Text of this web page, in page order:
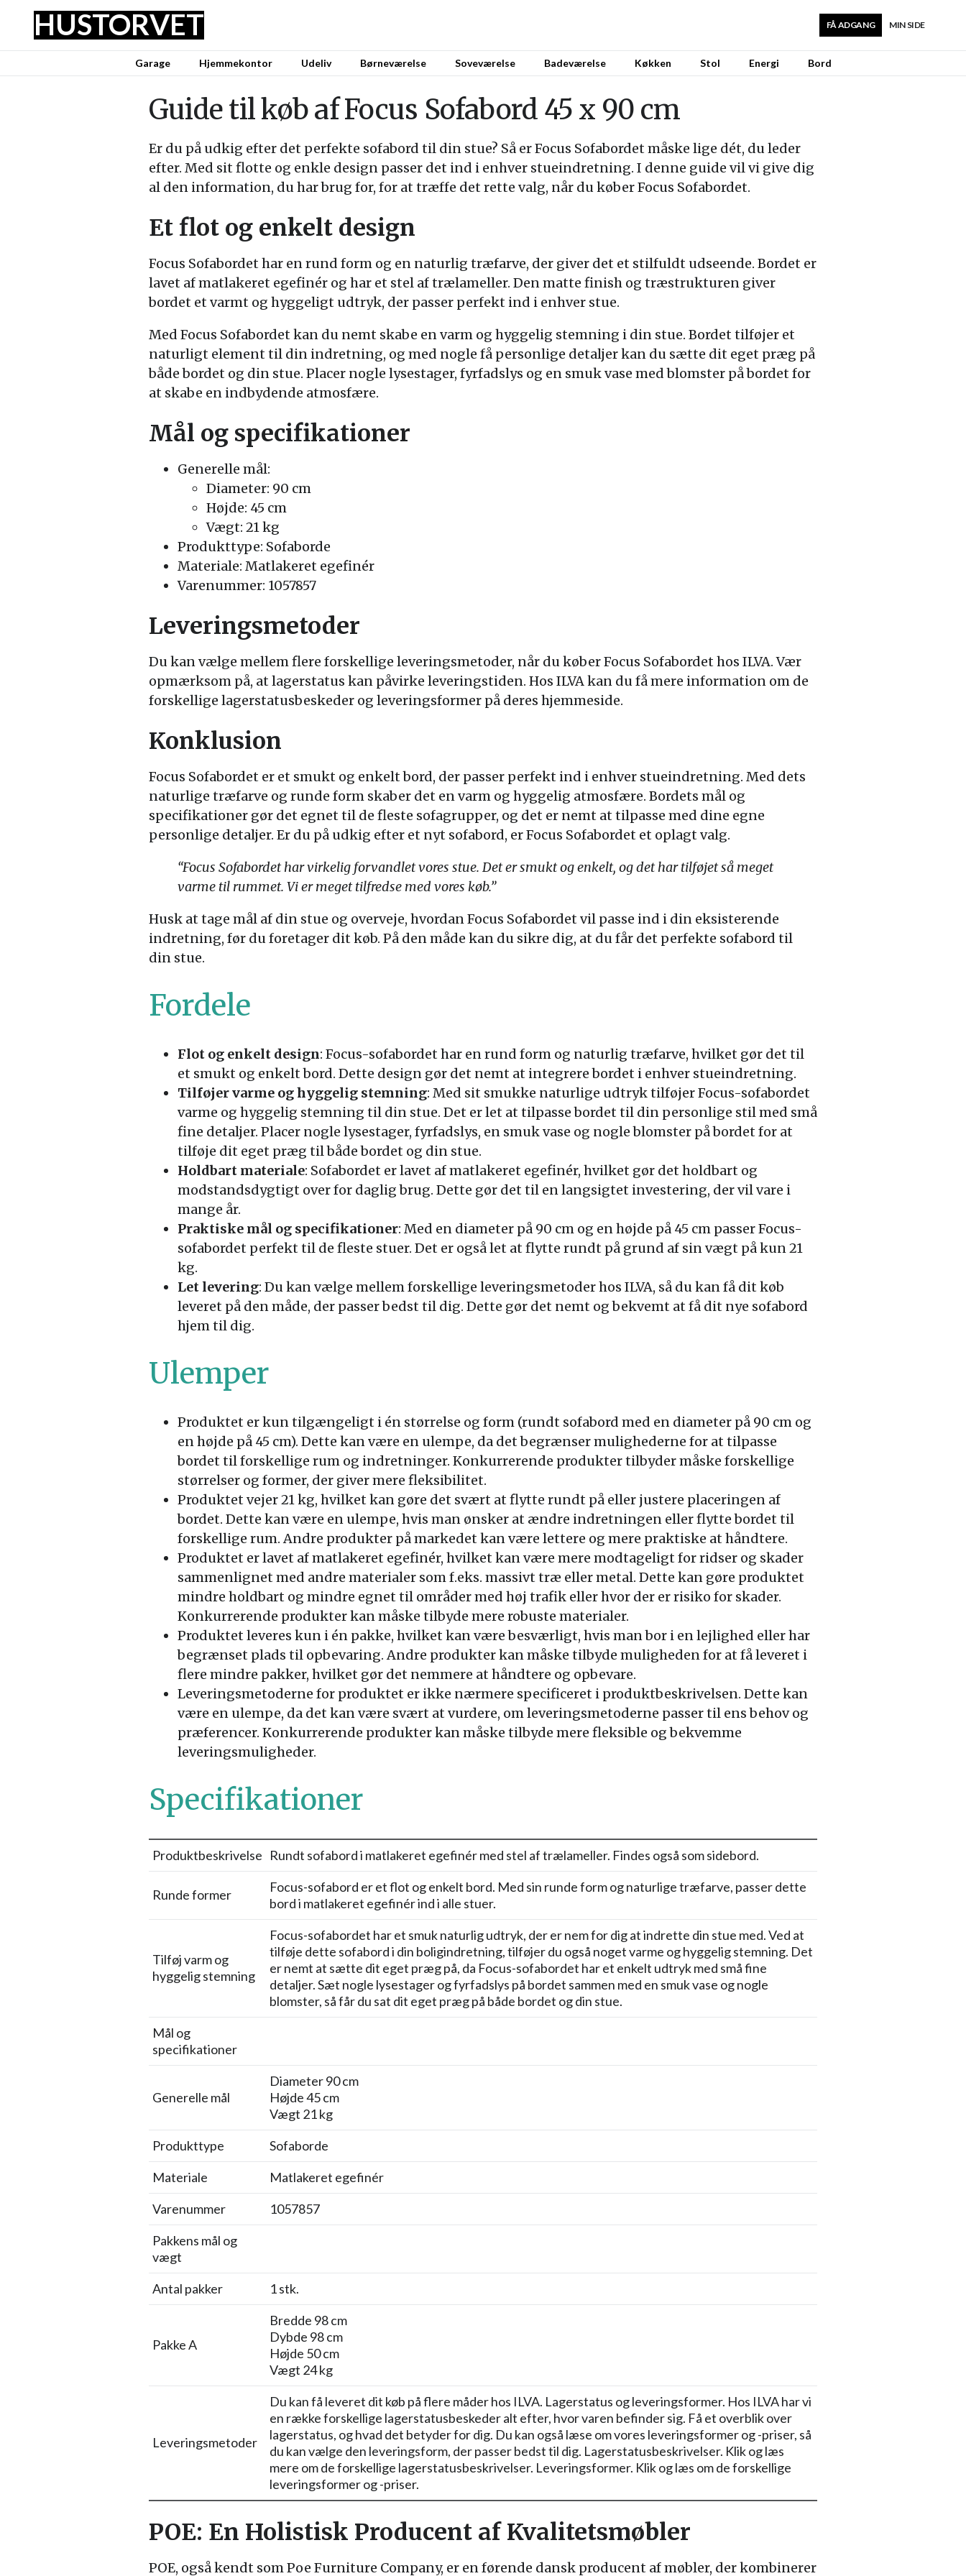
HUSTORVET MIN SIDE
FÅ ADGANG
Garage Hjemmekontor Udeliv Børneværelse Soveværelse Badeværelse Køkken Stol Energi Bord
Guide til køb af Focus Sofabord 45 x 90 cm
Er du på udkig efter det perfekte sofabord til din stue? Så er Focus Sofabordet måske lige dét, du leder
efter. Med sit flotte og enkle design passer det ind i enhver stueindretning. I denne guide vil vi give dig
al den information, du har brug for, for at træffe det rette valg, når du køber Focus Sofabordet.
Et flot og enkelt design
Focus Sofabordet har en rund form og en naturlig træfarve, der giver det et stilfuldt udseende. Bordet er
lavet af matlakeret egefinér og har et stel af trælameller. Den matte finish og træstrukturen giver
bordet et varmt og hyggeligt udtryk, der passer perfekt ind i enhver stue.
Med Focus Sofabordet kan du nemt skabe en varm og hyggelig stemning i din stue. Bordet tilføjer et
naturligt element til din indretning, og med nogle få personlige detaljer kan du sætte dit eget præg på
både bordet og din stue. Placer nogle lysestager, fyrfadslys og en smuk vase med blomster på bordet for
at skabe en indbydende atmosfære.
Mål og specifikationer
Generelle mål:
Diameter: 90 cm
Højde: 45 cm
Vægt: 21 kg
Produkttype: Sofaborde
Materiale: Matlakeret egefinér
Varenummer: 1057857
Leveringsmetoder
Du kan vælge mellem flere forskellige leveringsmetoder, når du køber Focus Sofabordet hos ILVA. Vær
opmærksom på, at lagerstatus kan påvirke leveringstiden. Hos ILVA kan du få mere information om de
forskellige lagerstatusbeskeder og leveringsformer på deres hjemmeside.
Konklusion
Focus Sofabordet er et smukt og enkelt bord, der passer perfekt ind i enhver stueindretning. Med dets
naturlige træfarve og runde form skaber det en varm og hyggelig atmosfære. Bordets mål og
specifikationer gør det egnet til de fleste sofagrupper, og det er nemt at tilpasse med dine egne
personlige detaljer. Er du på udkig efter et nyt sofabord, er Focus Sofabordet et oplagt valg.
“Focus Sofabordet har virkelig forvandlet vores stue. Det er smukt og enkelt, og det har tilføjet så meget
varme til rummet. Vi er meget tilfredse med vores køb.”
Husk at tage mål af din stue og overveje, hvordan Focus Sofabordet vil passe ind i din eksisterende
indretning, før du foretager dit køb. På den måde kan du sikre dig, at du får det perfekte sofabord til
din stue.
Fordele
Flot og enkelt design: Focus-sofabordet har en rund form og naturlig træfarve, hvilket gør det til
et smukt og enkelt bord. Dette design gør det nemt at integrere bordet i enhver stueindretning.
Tilføjer varme og hyggelig stemning: Med sit smukke naturlige udtryk tilføjer Focus-sofabordet
varme og hyggelig stemning til din stue. Det er let at tilpasse bordet til din personlige stil med små
fine detaljer. Placer nogle lysestager, fyrfadslys, en smuk vase og nogle blomster på bordet for at
tilføje dit eget præg til både bordet og din stue.
Holdbart materiale: Sofabordet er lavet af matlakeret egefinér, hvilket gør det holdbart og
modstandsdygtigt over for daglig brug. Dette gør det til en langsigtet investering, der vil vare i
mange år.
Praktiske mål og specifikationer: Med en diameter på 90 cm og en højde på 45 cm passer Focus-
sofabordet perfekt til de fleste stuer. Det er også let at flytte rundt på grund af sin vægt på kun 21
kg.
Let levering: Du kan vælge mellem forskellige leveringsmetoder hos ILVA, så du kan få dit køb
leveret på den måde, der passer bedst til dig. Dette gør det nemt og bekvemt at få dit nye sofabord
hjem til dig.
Ulemper
Produktet er kun tilgængeligt i én størrelse og form (rundt sofabord med en diameter på 90 cm og
en højde på 45 cm). Dette kan være en ulempe, da det begrænser mulighederne for at tilpasse
bordet til forskellige rum og indretninger. Konkurrerende produkter tilbyder måske forskellige
størrelser og former, der giver mere fleksibilitet.
Produktet vejer 21 kg, hvilket kan gøre det svært at flytte rundt på eller justere placeringen af
bordet. Dette kan være en ulempe, hvis man ønsker at ændre indretningen eller flytte bordet til
forskellige rum. Andre produkter på markedet kan være lettere og mere praktiske at håndtere.
Produktet er lavet af matlakeret egefinér, hvilket kan være mere modtageligt for ridser og skader
sammenlignet med andre materialer som f.eks. massivt træ eller metal. Dette kan gøre produktet
mindre holdbart og mindre egnet til områder med høj trafik eller hvor der er risiko for skader.
Konkurrerende produkter kan måske tilbyde mere robuste materialer.
Produktet leveres kun i én pakke, hvilket kan være besværligt, hvis man bor i en lejlighed eller har
begrænset plads til opbevaring. Andre produkter kan måske tilbyde muligheden for at få leveret i
flere mindre pakker, hvilket gør det nemmere at håndtere og opbevare.
Leveringsmetoderne for produktet er ikke nærmere specificeret i produktbeskrivelsen. Dette kan
være en ulempe, da det kan være svært at vurdere, om leveringsmetoderne passer til ens behov og
præferencer. Konkurrerende produkter kan måske tilbyde mere fleksible og bekvemme
leveringsmuligheder.
Specifikationer
Produktbeskrivelse Rundt sofabord i matlakeret egefinér med stel af trælameller. Findes også som sidebord.
Runde former
Focus-sofabord er et flot og enkelt bord. Med sin runde form og naturlige træfarve, passer dette
bord i matlakeret egefinér ind i alle stuer.
Tilføj varm og
hyggelig stemning
Focus-sofabordet har et smuk naturlig udtryk, der er nem for dig at indrette din stue med. Ved at
tilføje dette sofabord i din boligindretning, tilføjer du også noget varme og hyggelig stemning. Det
er nemt at sætte dit eget præg på, da Focus-sofabordet har et enkelt udtryk med små fine
detaljer. Sæt nogle lysestager og fyrfadslys på bordet sammen med en smuk vase og nogle
blomster, så får du sat dit eget præg på både bordet og din stue.
Mål og
specifikationer
Generelle mål
Diameter 90 cm
Højde 45 cm
Vægt 21 kg
Produkttype
Sofaborde
Materiale
Matlakeret egefinér
Varenummer
1057857
Pakkens mål og
vægt
Antal pakker
1 stk.
Pakke A
Bredde 98 cm
Dybde 98 cm
Højde 50 cm
Vægt 24 kg
Leveringsmetoder
Du kan få leveret dit køb på flere måder hos ILVA. Lagerstatus og leveringsformer. Hos ILVA har vi
en række forskellige lagerstatusbeskeder alt efter, hvor varen befinder sig. Få et overblik over
lagerstatus, og hvad det betyder for dig. Du kan også læse om vores leveringsformer og -priser, så
du kan vælge den leveringsform, der passer bedst til dig. Lagerstatusbeskrivelser. Klik og læs
mere om de forskellige lagerstatusbeskrivelser. Leveringsformer. Klik og læs om de forskellige
leveringsformer og -priser.
POE: En Holistisk Producent af Kvalitetsmøbler
POE, også kendt som Poe Furniture Company, er en førende dansk producent af møbler, der kombinerer